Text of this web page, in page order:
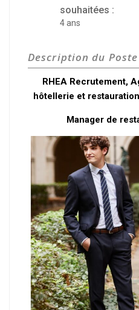
souhaitées :
4 ans
Description du Poste
RHEA Recrutement,
hôtellerie et
Manager de